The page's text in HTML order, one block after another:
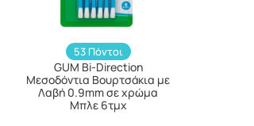
53 Πόντοι
GUM Bi-Direction
Μεσοδόντια Βουρτσάκια με
Λαβή 0.9mm σε χρώμα
Μπλε 6τμχ